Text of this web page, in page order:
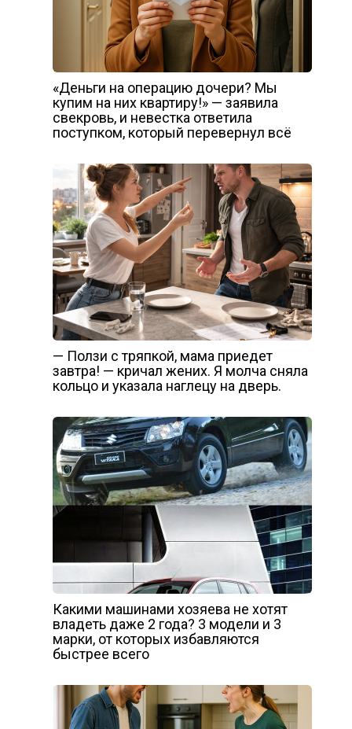
«Деньги на операцию дочери? Мы
купим на них квартиру!» — заявила
свекровь, и невестка ответила
поступком, который перевернул всё
— Ползи с тряпкой, мама приедет
завтра! — кричал жених. Я молча сняла
кольцо и указала наглецу на дверь.
Какими машинами хозяева не хотят
владеть даже 2 года? 3 модели и 3
марки, от которых избавляются
быстрее всего